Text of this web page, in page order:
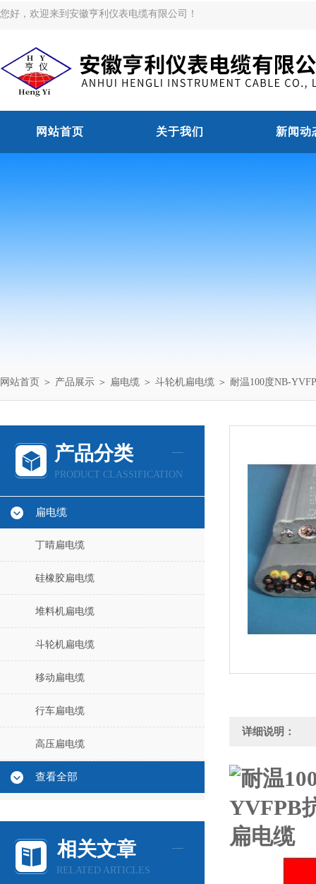
您好，欢迎来到安徽亨利仪表电缆有限公司！
网站首页 关于我们 新闻动
网站首页 ＞ 产品展示 ＞ 扁电缆 ＞ 斗轮机扁电缆 ＞ 耐温100度NB-
产品分类
PRODUCT CLASSIFICATION
扁电缆
丁晴扁电缆
硅橡胶扁电缆
堆料机扁电缆
斗轮机扁电缆
移动扁电缆
行车扁电缆
高压扁电缆
查看全部
相关文章
RELATED ARTICLES
详细说明：